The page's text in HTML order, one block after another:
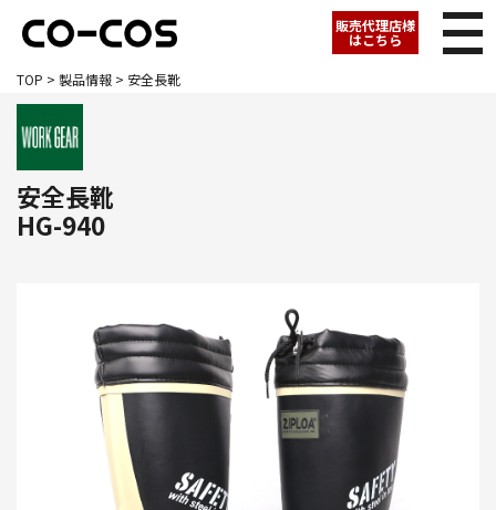
販売代理店様
はこちら
TOP > 製品情報 > 安全長靴
安全長靴
HG-940